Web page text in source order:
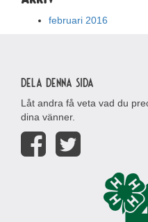
februari 2016
Dela denna sida
Låt andra få veta vad du
dina vänner.